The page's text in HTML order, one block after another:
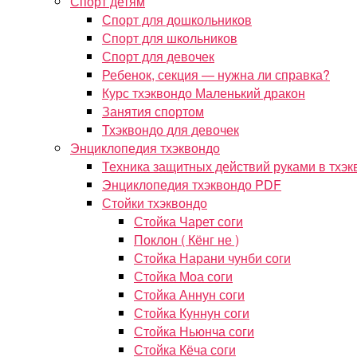
Спорт для дошкольников
Спорт для школьников
Спорт для девочек
Ребенок, секция — нужна ли справка?
Курс тхэквондо Маленький дракон
Занятия спортом
Тхэквондо для девочек
Энциклопедия тхэквондо
Техника защитных действий руками в
Энциклопедия тхэквондо PDF
Стойки тхэквондо
Стойка Чарет соги
Поклон ( Кёнг не )
Стойка Нарани чунби соги
Стойка Моа соги
Стойка Аннун соги
Стойка Куннун соги
Стойка Ньюнча соги
Стойка Кёча соги